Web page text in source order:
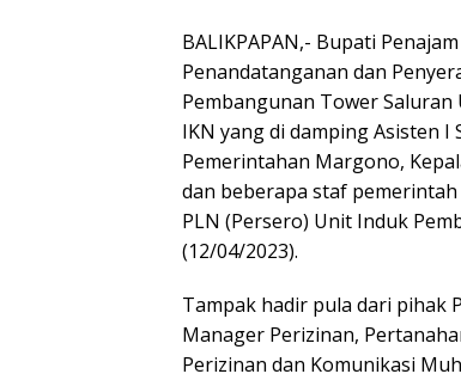
BALIKPAPAN,- Bupati
Penandatanganan dan
Pembangunan Tower Saluran
IKN yang di damping Asisten I
Pemerintahan Margono,
dan beberapa staf
PLN (Persero) Unit Induk
(12/04/2023).
Tampak hadir pula dari pihak
Manager Perizinan,
Perizinan dan Komunikasi